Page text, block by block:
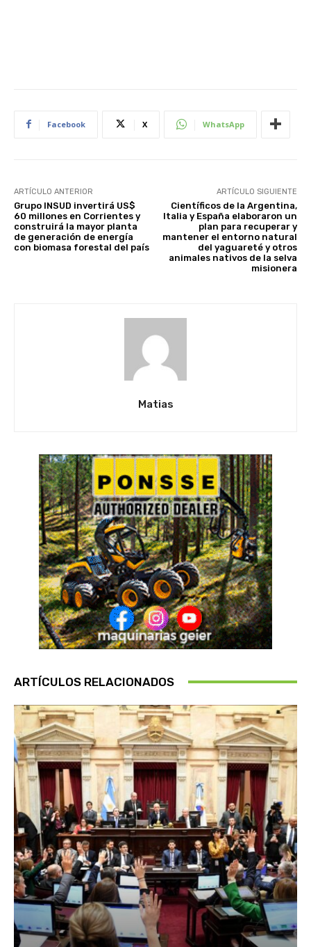
Facebook X WhatsApp
ARTÍCULO ANTERIOR
Grupo INSUD invertirá US$
60 millones en Corrientes y
construirá la mayor planta
de generación de energía
con biomasa forestal del país
ARTÍCULO SIGUIENTE
Científicos de la Argentina,
Italia y España elaboraron un
plan para recuperar y
mantener el entorno natural
del yaguareté y otros
animales nativos de la selva
misionera
Matias
ARTÍCULOS RELACIONADOS